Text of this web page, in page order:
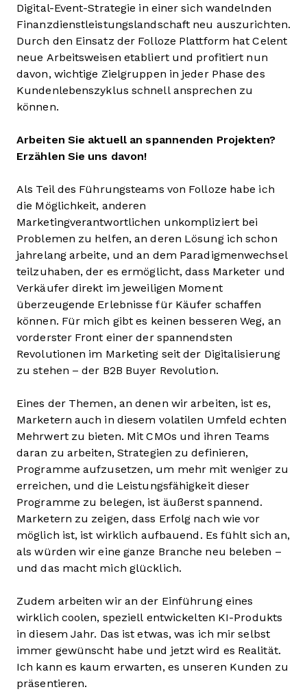
Digital-Event-Strategie in einer sich wandelnden
Finanzdienstleistungslandschaft neu auszurichten.
Durch den Einsatz der Folloze Plattform hat Celent
neue Arbeitsweisen etabliert und profitiert nun
davon, wichtige Zielgruppen in jeder Phase des
Kundenlebenszyklus schnell ansprechen zu
können.
Arbeiten Sie aktuell an spannenden Projekten?
Erzählen Sie uns davon!
Als Teil des Führungsteams von Folloze habe ich
die Möglichkeit, anderen
Marketingverantwortlichen unkompliziert bei
Problemen zu helfen, an deren Lösung ich schon
jahrelang arbeite, und an dem Paradigmenwechsel
teilzuhaben, der es ermöglicht, dass Marketer und
Verkäufer direkt im jeweiligen Moment
überzeugende Erlebnisse für Käufer schaffen
können. Für mich gibt es keinen besseren Weg, an
vorderster Front einer der spannendsten
Revolutionen im Marketing seit der Digitalisierung
zu stehen – der B2B Buyer Revolution.
Eines der Themen, an denen wir arbeiten, ist es,
Marketern auch in diesem volatilen Umfeld echten
Mehrwert zu bieten. Mit CMOs und ihren Teams
daran zu arbeiten, Strategien zu definieren,
Programme aufzusetzen, um mehr mit weniger zu
erreichen, und die Leistungsfähigkeit dieser
Programme zu belegen, ist äußerst spannend.
Marketern zu zeigen, dass Erfolg nach wie vor
möglich ist, ist wirklich aufbauend. Es fühlt sich an,
als würden wir eine ganze Branche neu beleben –
und das macht mich glücklich.
Zudem arbeiten wir an der Einführung eines
wirklich coolen, speziell entwickelten KI-Produkts
in diesem Jahr. Das ist etwas, was ich mir selbst
immer gewünscht habe und jetzt wird es Realität.
Ich kann es kaum erwarten, es unseren Kunden zu
präsentieren.